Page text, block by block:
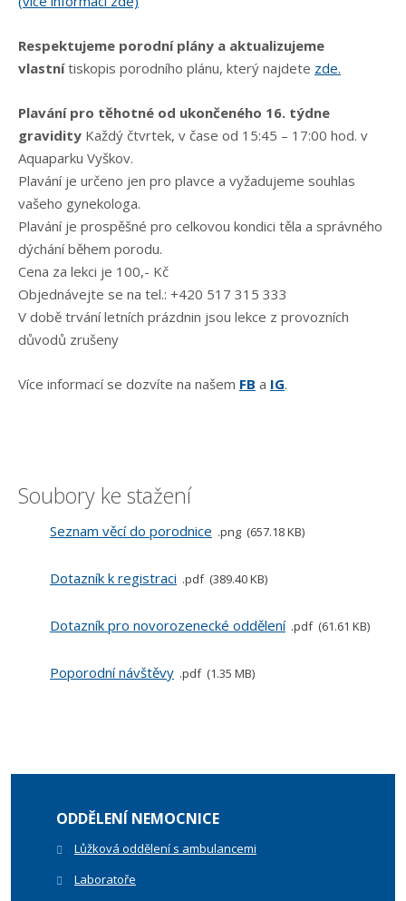
Respektujeme porodní plány a aktualizujeme
vlastnítiskopis porodního plánu, který najdete zde.
Plavání pro těhotné od ukončeného 16. týdne
gravidity Každý čtvrtek, v čase od 15:45 – 17:00 hod. v
Aquaparku Vyškov.
Plavání je určeno jen pro plavce a vyžadujeme souhlas
vašeho gynekologa.
Plavání je prospěšné pro celkovou kondici těla a správného
dýchání během porodu.
Cena za lekci je 100,- Kč
Objednávejte se na tel.: +420 517 315 333
V době trvání letních prázdnin jsou lekce z provozních
důvodů zrušeny
Více informací se dozvíte na našem FB a IG.
Soubory ke stažení
Seznam věcí do porodnice png 657.18 KB
Dotazník k registraci pdf 389.40 KB
Dotazník pro novorozenecké oddělení pdf 61.61 KB
Poporodní návštěvy pdf 1.35 MB
ODDĚLENÍ NEMOCNICE
Lůžková oddělení s ambulancemi
Laboratoře